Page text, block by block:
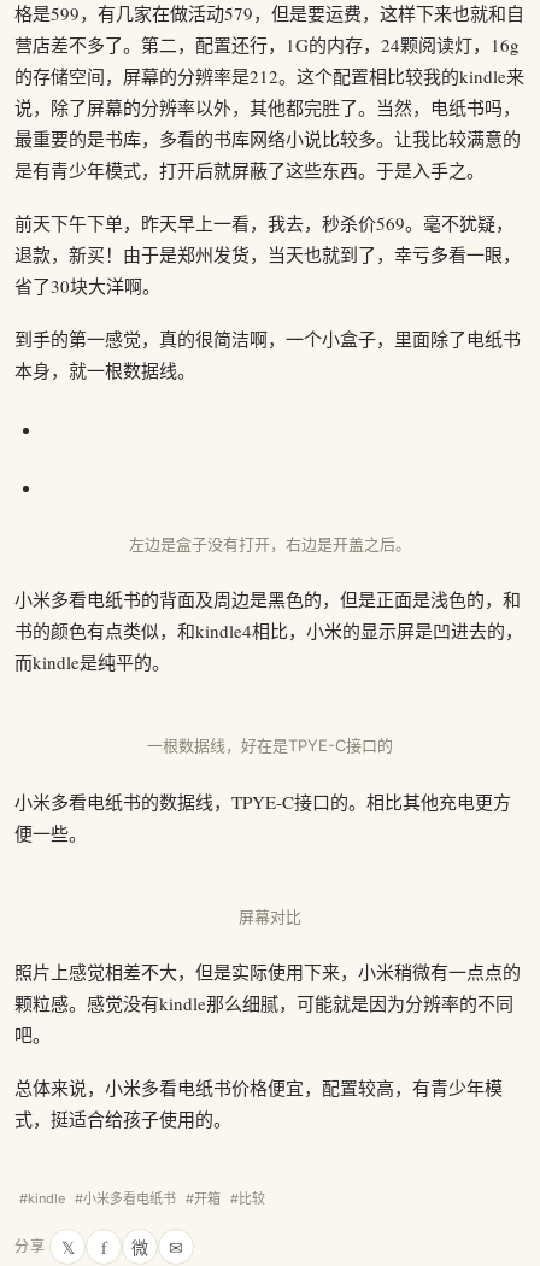
格是599，有几家在做活动579，但是要运费，这样下来也就和自
营店差不多了。第二，配置还行，1G的内存，24颗阅读灯，16g
的存储空间，屏幕的分辨率是212。这个配置相比较我的kindle来
说，除了屏幕的分辨率以外，其他都完胜了。当然，电纸书吗，
最重要的是书库，多看的书库网络小说比较多。让我比较满意的
是有青少年模式，打开后就屏蔽了这些东西。于是入手之。
前天下午下单，昨天早上一看，我去，秒杀价569。毫不犹疑，
退款，新买！由于是郑州发货，当天也就到了，幸亏多看一眼，
省了30块大洋啊。
到手的第一感觉，真的很简洁啊，一个小盒子，里面除了电纸书
本身，就一根数据线。
左边是盒子没有打开，右边是开盖之后。
小米多看电纸书的背面及周边是黑色的，但是正面是浅色的，和
书的颜色有点类似，和kindle4相比，小米的显示屏是凹进去的，
而kindle是纯平的。
一根数据线，好在是TPYE-C接口的
小米多看电纸书的数据线，TPYE-C接口的。相比其他充电更方
便一些。
屏幕对比
照片上感觉相差不大，但是实际使用下来，小米稍微有一点点的
颗粒感。感觉没有kindle那么细腻，可能就是因为分辨率的不同
吧。
总体来说，小米多看电纸书价格便宜，配置较高，有青少年模
式，挺适合给孩子使用的。
#kindle #小米多看电纸书 #开箱 #比较
分享 𝕏 f 微 ✉